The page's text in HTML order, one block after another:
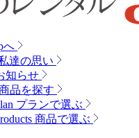
へ
達の思い
知らせ
品を探す
プランで選ぶ
商品で選ぶ